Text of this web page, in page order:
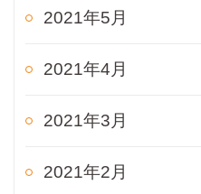
2021年5月
2021年4月
2021年3月
2021年2月